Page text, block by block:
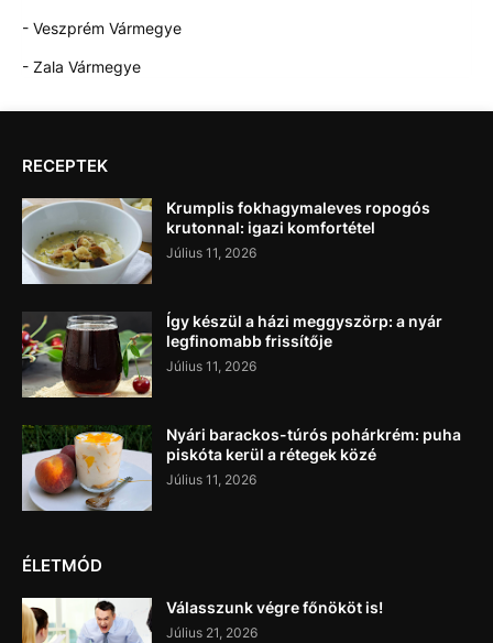
- Veszprém Vármegye
- Zala Vármegye
RECEPTEK
Krumplis fokhagymaleves ropogós
krutonnal: igazi komfortétel
Július 11, 2026
Így készül a házi meggyszörp: a nyár
legfinomabb frissítője
Július 11, 2026
Nyári barackos-túrós pohárkrém: puha
piskóta kerül a rétegek közé
Július 11, 2026
ÉLETMÓD
Válasszunk végre főnököt is!
Július 21, 2026